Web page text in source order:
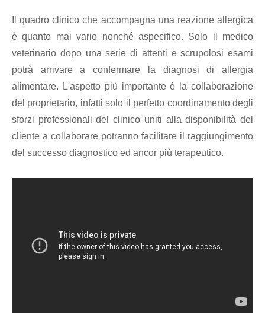
Il quadro clinico che accompagna una reazione allergica
è quanto mai vario nonché aspecifico. Solo il medico
veterinario dopo una serie di attenti e scrupolosi esami
potrà arrivare a confermare la diagnosi di allergia
alimentare. L'aspetto più importante è la collaborazione
del proprietario, infatti solo il perfetto coordinamento degli
sforzi professionali del clinico uniti alla disponibilità del
cliente a collaborare potranno facilitare il raggiungimento
del successo diagnostico ed ancor più terapeutico.